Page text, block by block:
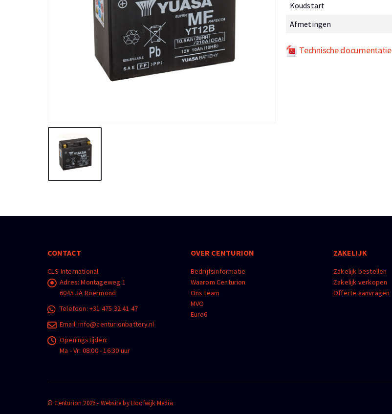
Koudstart
Afmetingen
Technische documentatie
CONTACT
CLS International
Adres: Montageweg 1
6045 JA Roermond
Telefoon: +31 475 32 41 47
Email: info@centurionbattery.nl
Openingstijden:
Ma - Vr: 08:00 - 16:30 uur
OVER CENTURION
Bedrijfsinformatie
Waarom Centurion
Ons team
MVO
Euro6
ZAKELIJK
Zakelijk bestellen
Zakelijk verkopen
Offerte aanvragen
© Centurion 2026 - Website byHoofwijk Media